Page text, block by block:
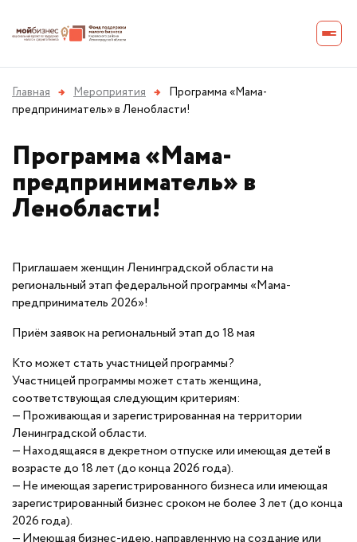
Главная → Мероприятия → Программа «Мама-
предприниматель» в Ленобласти!
Программа «Мама-
предприниматель» в
Ленобласти!
Приглашаем женщин Ленинградской области на
региональный этап федеральной программы «Мама-
предприниматель 2026»!
Приём заявок на региональный этап до 18 мая
Кто может стать участницей программы?
Участницей программы может стать женщина,
соответствующая следующим критериям:
— Проживающая и зарегистрированная на территории
Ленинградской области.
— Находящаяся в декретном отпуске или имеющая детей в
возрасте до 18 лет (до конца 2026 года).
— Не имеющая зарегистрированного бизнеса или имеющая
зарегистрированный бизнес сроком не более 3 лет (до конца
2026 года).